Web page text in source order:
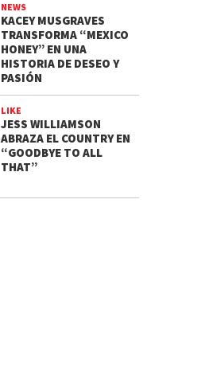
NEWS
KACEY MUSGRAVES
TRANSFORMA “MEXICO
HONEY” EN UNA
HISTORIA DE DESEO Y
PASIÓN
LIKE
JESS WILLIAMSON
ABRAZA EL COUNTRY EN
“GOODBYE TO ALL
THAT”